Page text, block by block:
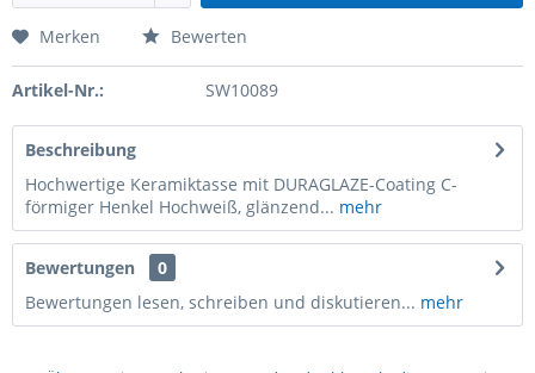
Merken Bewerten
Artikel-Nr.: SW10089
Beschreibung
Hochwertige Keramiktasse mit DURAGLAZE-Coating C-
förmiger Henkel Hochweiß, glänzend... mehr
Bewertungen
0
Bewertungen lesen, schreiben und diskutieren... mehr